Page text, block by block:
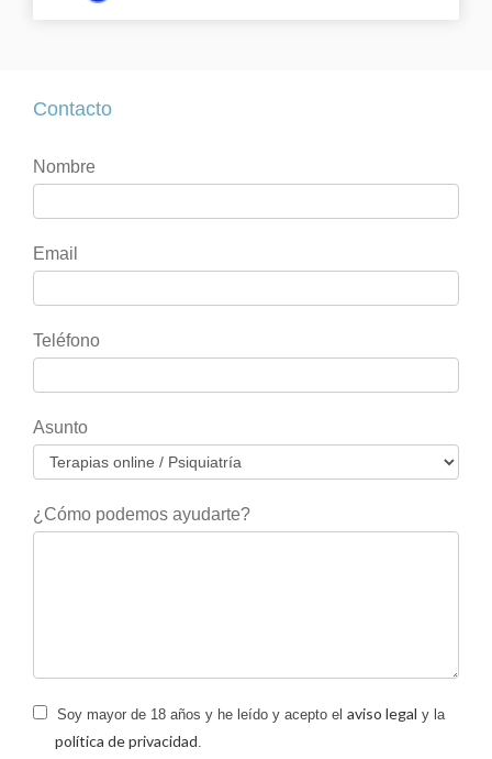
Contacto
Contacto
Si
eres
humano,
deja
este
blanco.
Nombre
Email
Teléfono
Asunto
¿Cómo podemos ayudarte?
Soy mayor de 18 años y he leído y acepto el aviso legal y la
política de privacidad.